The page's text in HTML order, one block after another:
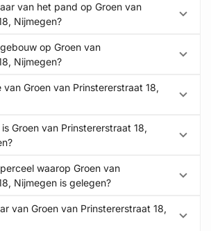
van het pand op Groen van
Nijmegen?
op Groen van
Nijmegen?
Groen van Prinstererstraat 18,
Groen van Prinstererstraat 18,
waarop Groen van
Nijmegen is gelegen?
van Groen van Prinstererstraat 18,